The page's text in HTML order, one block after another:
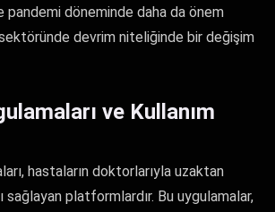
döneminde daha da önem
sektöründe devrim niteliğinde bir değişim
ve Kullanım
hastaların doktorlarıyla uzaktan
sağlayan platformlardır. Bu uygulamalar,